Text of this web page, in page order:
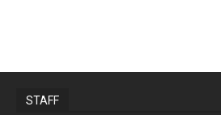
STAFF